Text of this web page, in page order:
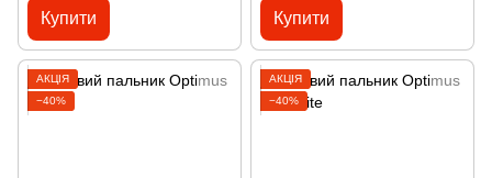
Купити Купити
АКЦІЯ
−40%
АКЦІЯ
−40%